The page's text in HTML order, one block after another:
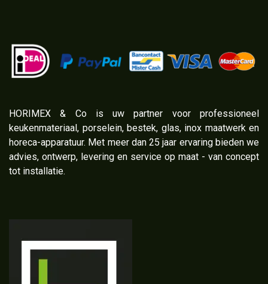
​HORIMEX & Co is uw partner voor professioneel
keukenmateriaal, porselein, bestek, glas, inox maatwerk en
horeca-apparatuur. Met meer dan 25 jaar ervaring bieden we
advies, ontwerp, levering en service op maat - van concept
tot installatie.